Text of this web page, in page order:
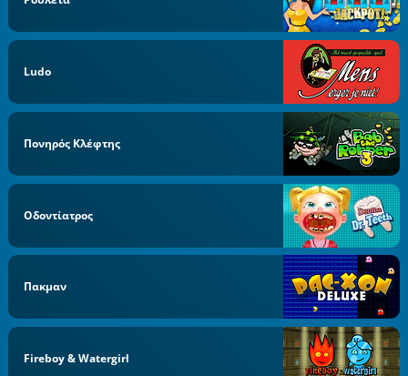
Ludo
Πονηρός Κλέφτης
Οδοντίατρος
Πακμαν
Fireboy & Watergirl